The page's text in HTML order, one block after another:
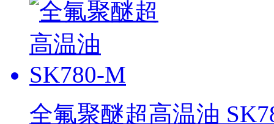
全氟聚醚超高温油